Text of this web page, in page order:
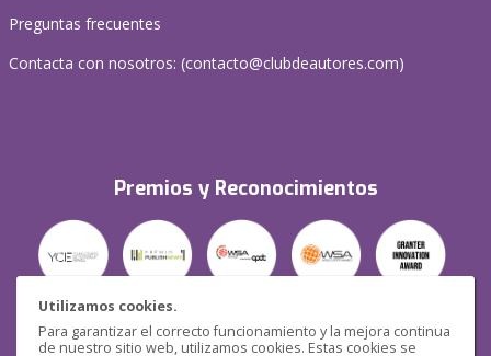
Utilizamos cookies.
Para garantizar el correcto funcionamiento y la mejora continua
de nuestro sitio web, utilizamos cookies. Estas cookies se
Preguntas frecuentes
Contacta con nosotros: (contacto@clubdeautores.com)
Premios y Reconocimientos
Seguridad